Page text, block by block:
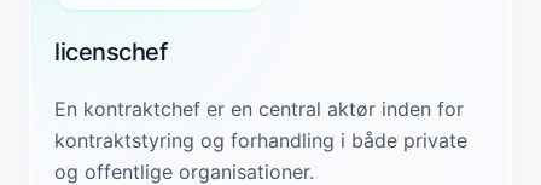
licenschef
En kontraktchef er en central aktør inden for
kontraktstyring og forhandling i både private
og offentlige organisationer.